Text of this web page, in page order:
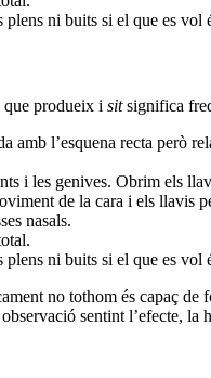
ni buits si el que es vol
produeix i sitsignifica
amb l’esquena recta però
i les genives. Obrim els
de la cara i els llavis
nasals.
ni buits si el que es vol
no tothom és capaç
sentint l’efecte, la